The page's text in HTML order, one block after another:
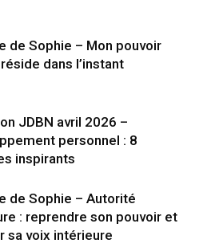
de Sophie – Mon pouvoir
dans l’instant
JDBN avril 2026 –
personnel : 8
inspirants
de Sophie – Autorité
: reprendre son pouvoir et
sa voix intérieure